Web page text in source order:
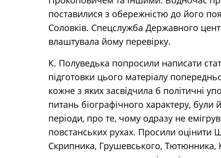
поставилися з обережністю до його
Соловків. Спецслужба Державного
влаштувала йому перевірку.
К. Полуведька попросили написати
підготовки цього матеріалу
кожне з яких засвідчила б політичні
питань біографічного характеру, були
періоди, про те, чому одразу не
повстанських рухах. Просили оцінити
Скрипника, Грушевського, Тютюнника,